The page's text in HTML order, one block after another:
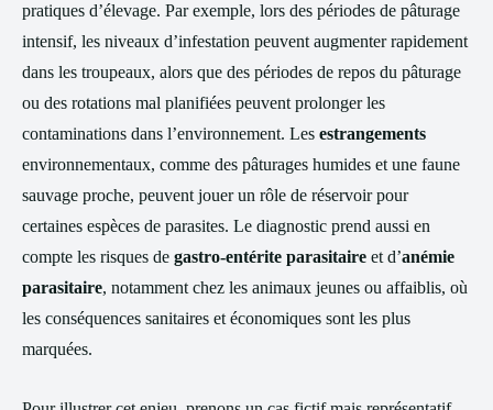
pratiques d’élevage. Par exemple, lors des périodes de pâturage
intensif, les niveaux d’infestation peuvent augmenter rapidement
dans les troupeaux, alors que des périodes de repos du pâturage
ou des rotations mal planifiées peuvent prolonger les
contaminations dans l’environnement. Les estrangements
environnementaux, comme des pâturages humides et une faune
sauvage proche, peuvent jouer un rôle de réservoir pour
certaines espèces de parasites. Le diagnostic prend aussi en
compte les risques de gastro-entérite parasitaire et d’anémie
parasitaire, notamment chez les animaux jeunes ou affaiblis, où
les conséquences sanitaires et économiques sont les plus
marquées.